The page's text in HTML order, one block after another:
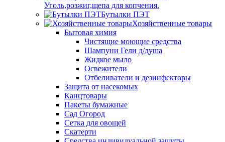
Уголь,розжиг,щепа для копчения.
Бутылки ПЭТ
Хозяйственные товары
Бытовая химия
Чистящие моющие средства
Шампуни Гели д/душа
Жидкое мыло
Освежители
Отбеливатели и дезинфекторы
Защита от насекомых
Канцтовары
Пакеты бумажные
Сад Огород
Сетка для овощей
Скатерти